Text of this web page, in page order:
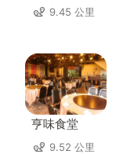
9.45 公里
亨味食堂
9.52 公里